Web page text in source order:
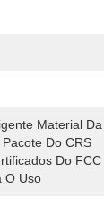
Material Da
Do CRS
Do FCC
O Uso